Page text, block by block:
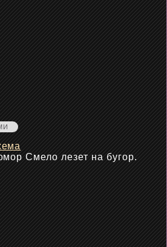
Смело лезет на бугор.